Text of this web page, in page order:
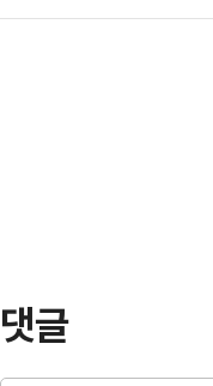
령"이
석열
다른
댓글